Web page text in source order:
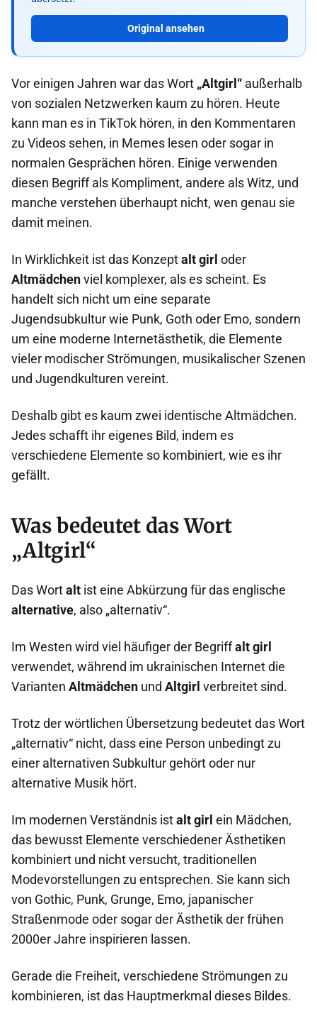
Original ansehen
Vor einigen Jahren war das Wort „Altgirl“ außerhalb
von sozialen Netzwerken kaum zu hören. Heute
kann man es in TikTok hören, in den Kommentaren
zu Videos sehen, in Memes lesen oder sogar in
normalen Gesprächen hören. Einige verwenden
diesen Begriff als Kompliment, andere als Witz, und
manche verstehen überhaupt nicht, wen genau sie
damit meinen.
In Wirklichkeit ist das Konzeptalt girl oder
Altmädchenviel komplexer, als es scheint. Es
handelt sich nicht um eine separate
Jugendsubkultur wie Punk, Goth oder Emo, sondern
um eine moderne Internetästhetik, die Elemente
vieler modischer Strömungen, musikalischer Szenen
und Jugendkulturen vereint.
Deshalb gibt es kaum zwei identische Altmädchen.
Jedes schafft ihr eigenes Bild, indem es
verschiedene Elemente so kombiniert, wie es ihr
gefällt.
Was bedeutet das Wort
„Altgirl“
Das Wortalt ist eine Abkürzung für das englische
alternative, also „alternativ“.
Im Westen wird viel häufiger der Begriffalt girl
verwendet, während im ukrainischen Internet die
Varianten Altmädchen und Altgirl verbreitet sind.
Trotz der wörtlichen Übersetzung bedeutet das Wort
„alternativ“ nicht, dass eine Person unbedingt zu
einer alternativen Subkultur gehört oder nur
alternative Musik hört.
Im modernen Verständnis istalt girl ein Mädchen,
das bewusst Elemente verschiedener Ästhetiken
kombiniert und nicht versucht, traditionellen
Modevorstellungen zu entsprechen. Sie kann sich
von Gothic, Punk, Grunge, Emo, japanischer
Straßenmode oder sogar der Ästhetik der frühen
2000er Jahre inspirieren lassen.
Gerade die Freiheit, verschiedene Strömungen zu
kombinieren, ist das Hauptmerkmal dieses Bildes.